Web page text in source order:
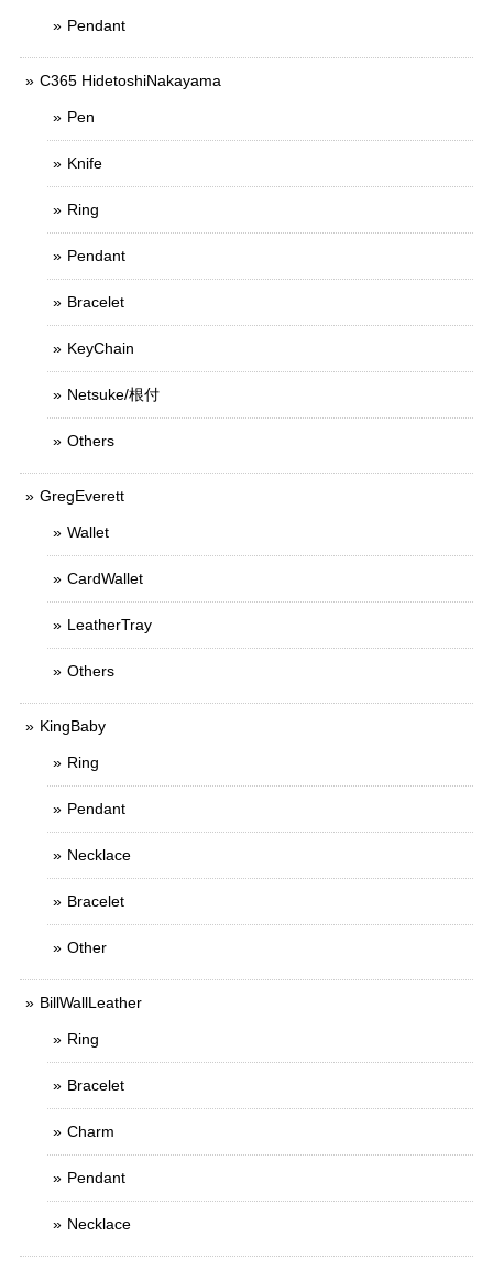
Pendant
C365 HidetoshiNakayama
Pen
Knife
Ring
Pendant
Bracelet
KeyChain
Netsuke/根付
Others
GregEverett
Wallet
CardWallet
LeatherTray
Others
KingBaby
Ring
Pendant
Necklace
Bracelet
Other
BillWallLeather
Ring
Bracelet
Charm
Pendant
Necklace